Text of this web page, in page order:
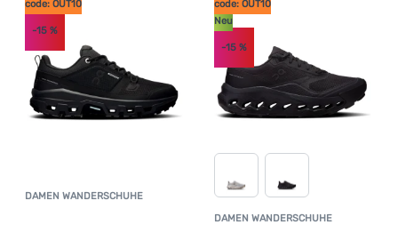
Registrieren
DAMEN WANDERSCHUHEKundenbewertung
code: OUT10
-15 %
DAMEN WANDERSCHUHE
code: OUT10
Neu
-15%